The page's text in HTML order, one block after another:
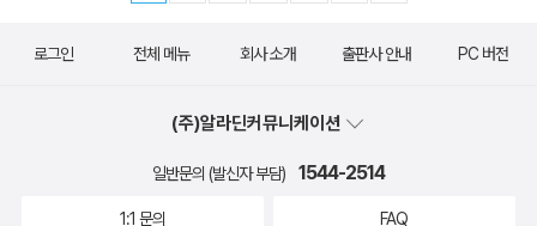
로그인 전체 메뉴 회사 소개 출판사 안내 PC 버전
(주)알라딘커뮤니케이션
일반문의 (발신자 부담) 1544-2514
1:1 문의 FAQ